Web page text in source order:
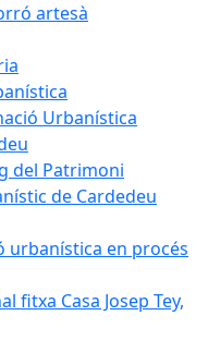
artesà
Urbanística
del Patrimoni
de Cardedeu
urbanística en procés
fitxa Casa Josep Tey,